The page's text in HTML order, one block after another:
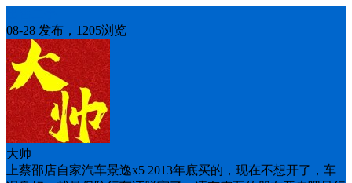
08-28 发布，1205浏览
大帅
上蔡邵店自家汽车景逸x5 2013年底买的，现在不想开了，车